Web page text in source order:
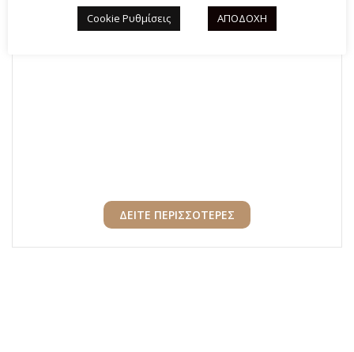
Original
price
40,00€Η
τρέχουσα
ΔΕΙΤΕ ΠΕΡΙΣΣΟΤΕΡΕΣ
Cookie Ρυθμίσεις ΑΠΟΔΟΧΗ